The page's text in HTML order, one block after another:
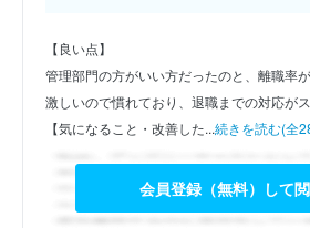
【良い点】
管理部門の方がいい方だったのと、離職率
激しいので慣れており、退職までの対応がス
【気になること・改善した...続きを読む(全
会員登録（無料）して